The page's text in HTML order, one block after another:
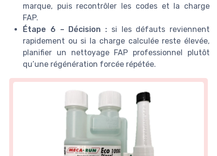
marque, puis recontrôler les codes et la charge
FAP.
Étape 6 – Décision : si les défauts reviennent
rapidement ou si la charge calculée reste élevée,
planifier un nettoyage FAP professionnel plutôt
qu’une régénération forcée répétée.